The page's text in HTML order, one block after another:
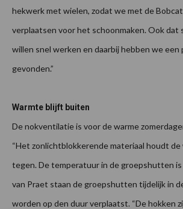
hekwerk met wielen, zodat we met de
verplaatsen voor het schoonmaken. Ook dat
willen snel werken en daarbij hebben we
gevonden.”
Warmte blijft buiten
De nokventilatie is voor de warme
“Het zonlichtblokkerende materiaal houdt
tegen. De temperatuur in de groepshutten is
van Praet staan de groepshutten tijdelijk in
worden op den duur verplaatst. “De hokken